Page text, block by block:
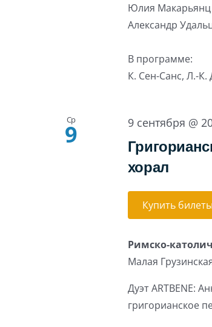
Юлия
Александр
В программе:
К. Сен-Санс, Л.-
Ср
9 9 сентября @
хорал
Купить билеты
Римско-
Малая
Дуэт ARTBENE:
григорианское